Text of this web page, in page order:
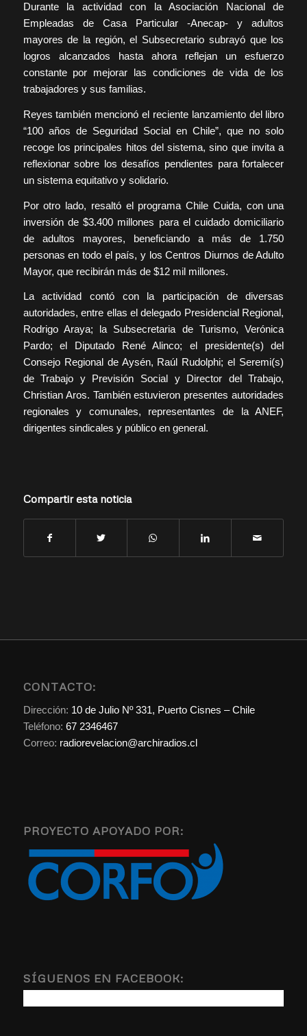
Durante la actividad con la Asociación Nacional de
Empleadas de Casa Particular -Anecap- y adultos
mayores de la región, el Subsecretario subrayó que los
logros alcanzados hasta ahora reflejan un esfuerzo
constante por mejorar las condiciones de vida de los
trabajadores y sus familias.
Reyes también mencionó el reciente lanzamiento del libro
“100 años de Seguridad Social en Chile”, que no solo
recoge los principales hitos del sistema, sino que invita a
reflexionar sobre los desafíos pendientes para fortalecer
un sistema equitativo y solidario.
Por otro lado, resaltó el programa Chile Cuida, con una
inversión de $3.400 millones para el cuidado domiciliario
de adultos mayores, beneficiando a más de 1.750
personas en todo el país, y los Centros Diurnos de Adulto
Mayor, que recibirán más de $12 mil millones.
La actividad contó con la participación de diversas
autoridades, entre ellas el delegado Presidencial Regional,
Rodrigo Araya; la Subsecretaria de Turismo, Verónica
Pardo; el Diputado René Alinco; el presidente(s) del
Consejo Regional de Aysén, Raúl Rudolphi; el Seremi(s)
de Trabajo y Previsión Social y Director del Trabajo,
Christian Aros. También estuvieron presentes autoridades
regionales y comunales, representantes de la ANEF,
dirigentes sindicales y público en general.
Compartir esta noticia
CONTACTO:
Dirección: 10 de Julio Nº 331, Puerto Cisnes – Chile
Teléfono: 67 2346467
Correo: radiorevelacion@archiradios.cl
PROYECTO APOYADO POR:
SÍGUENOS EN FACEBOOK: